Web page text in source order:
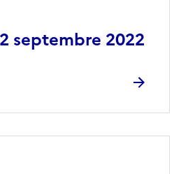
septembre 2022